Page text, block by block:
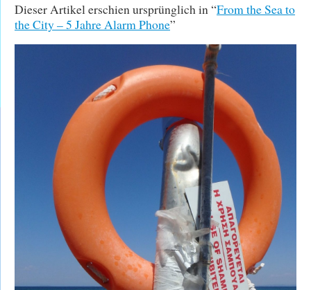
Dieser Artikel erschien ursprünglich in “From the Sea to
the City – 5 Jahre Alarm Phone”